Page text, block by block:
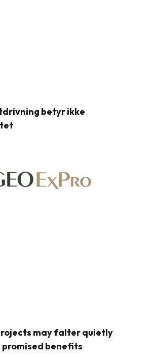
betyr ikke
may falter quietly
benefits